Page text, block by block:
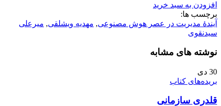
افزودن به سبد خرید
برچسب ها:
آیندۀ مدیریت در عصر هوش مصنوعی, مهدیه ویشلقی, میرعلی
سیدنقوی
نوشته های مشابه
30 دی
بریده‌های کتاب
قلدری سازمانی